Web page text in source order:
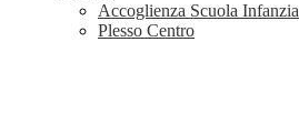
Accoglienza Scuola Infanzia
Plesso Centro